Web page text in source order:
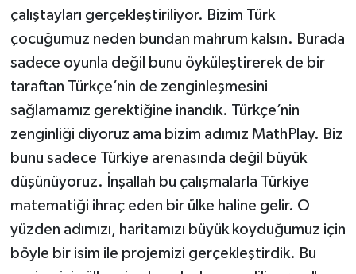
çalıştayları gerçekleştiriliyor. Bizim Türk
çocuğumuz neden bundan mahrum kalsın. Burada
sadece oyunla değil bunu öyküleştirerek de bir
taraftan Türkçe’nin de zenginleşmesini
sağlamamız gerektiğine inandık. Türkçe’nin
zenginliği diyoruz ama bizim adımız MathPlay. Biz
bunu sadece Türkiye arenasında değil büyük
düşünüyoruz. İnşallah bu çalışmalarla Türkiye
matematiği ihraç eden bir ülke haline gelir. O
yüzden adımızı, haritamızı büyük koyduğumuz için
böyle bir isim ile projemizi gerçekleştirdik. Bu